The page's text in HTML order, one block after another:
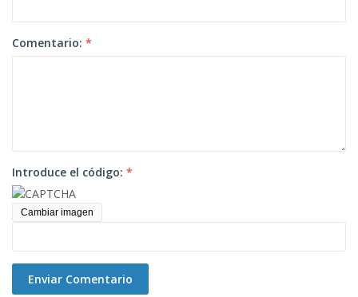
Comentario: *
Introduce el código: *
Cambiar imagen
Enviar Comentario